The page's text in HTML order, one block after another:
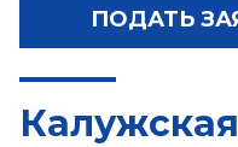
ПОДАТЬ